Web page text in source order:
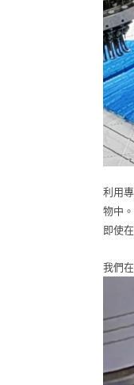
利用
物中。
即使
我們